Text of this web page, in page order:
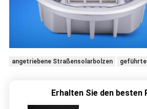
angetriebene Straßensolarbolzen
Erhalten Sie den besten